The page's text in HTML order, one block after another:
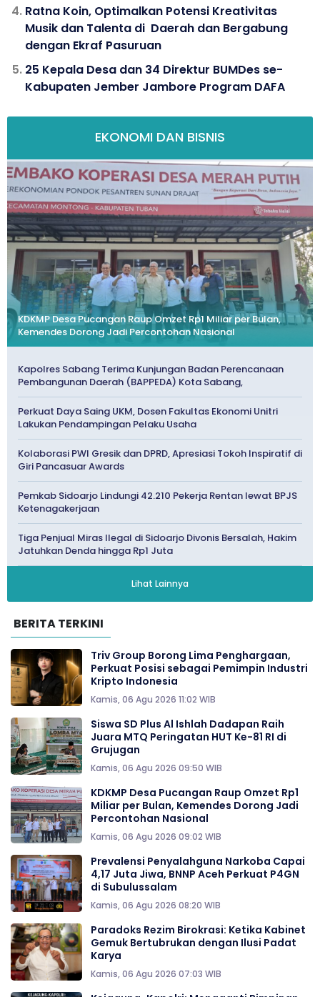
Ratna Koin, Optimalkan Potensi Kreativitas
Musik dan Talenta di Daerah dan Bergabung
dengan Ekraf Pasuruan
25 Kepala Desa dan 34 Direktur BUMDes se-
Kabupaten Jember Jambore Program DAFA
EKONOMI DAN BISNIS
KDKMP Desa Pucangan Raup Omzet Rp1 Miliar per Bulan,
Kemendes Dorong Jadi Percontohan Nasional
Kapolres Sabang Terima Kunjungan Badan Perencanaan
Pembangunan Daerah (BAPPEDA) Kota Sabang,
Perkuat Daya Saing UKM, Dosen Fakultas Ekonomi Unitri
Lakukan Pendampingan Pelaku Usaha
Kolaborasi PWI Gresik dan DPRD, Apresiasi Tokoh Inspiratif di
Giri Pancasuar Awards
Pemkab Sidoarjo Lindungi 42.210 Pekerja Rentan lewat BPJS
Ketenagakerjaan
Tiga Penjual Miras Ilegal di Sidoarjo Divonis Bersalah, Hakim
Jatuhkan Denda hingga Rp1 Juta
Lihat Lainnya
BERITA TERKINI
Triv Group Borong Lima Penghargaan,
Perkuat Posisi sebagai Pemimpin Industri
Kripto Indonesia
Kamis, 06 Agu 2026 11:02 WIB
Siswa SD Plus Al Ishlah Dadapan Raih
Juara MTQ Peringatan HUT Ke-81 RI di
Grujugan
Kamis, 06 Agu 2026 09:50 WIB
KDKMP Desa Pucangan Raup Omzet Rp1
Miliar per Bulan, Kemendes Dorong Jadi
Percontohan Nasional
Kamis, 06 Agu 2026 09:02 WIB
Prevalensi Penyalahguna Narkoba Capai
4,17 Juta Jiwa, BNNP Aceh Perkuat P4GN
di Subulussalam
Kamis, 06 Agu 2026 08:20 WIB
Paradoks Rezim Birokrasi: Ketika Kabinet
Gemuk Bertubrukan dengan Ilusi Padat
Karya
Kamis, 06 Agu 2026 07:03 WIB